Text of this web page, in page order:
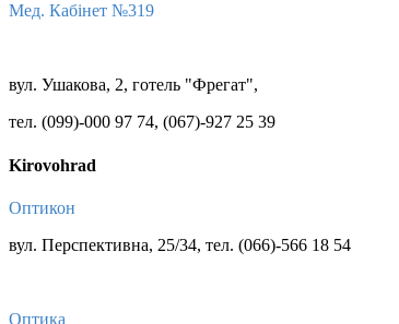
Мед. Кабінет №319
вул. Ушакова, 2, готель "Фрегат",
тел. (099)-000 97 74, (067)-927 25 39
Kirovohrad
Оптикон
вул. Перспективна, 25/34, тел. (066)-566 18 54
Оптика